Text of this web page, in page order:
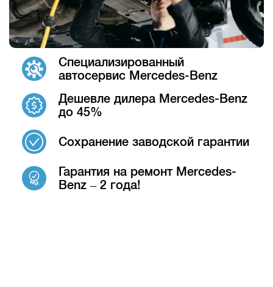
Специализированный
автосервис Mercedes-Benz
Дешевле дилера Mercedes-Benz
до 45%
Сохранение заводской гарантии
Гарантия на ремонт Mercedes-
Benz – 2 года!